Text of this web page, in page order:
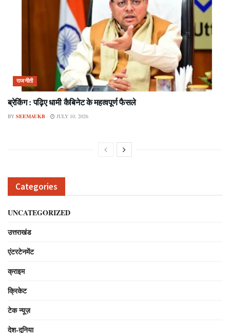
राजनीती
ब्रेकिंग : पढ़िए धामी कैबिनेट के महत्वपूर्ण फैसले
BY SEEMAUKB JULY 10, 2026
Categories
UNCATEGORIZED
उत्तराखंड
एंटरटेनमेंट
क्राइम
क्रिकेट
टेक न्यूज़
देश-दुनिया